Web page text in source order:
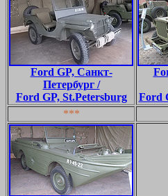
Ford GP, Санкт-
Петербург /
Ford GP, St.Petersburg
Ford
***